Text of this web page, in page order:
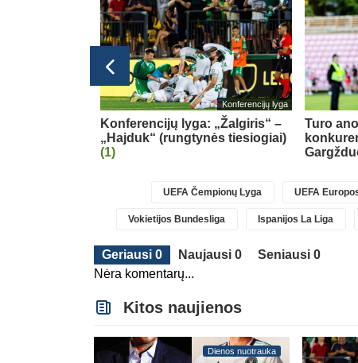
Konferencijų lyga
Konferencijų lyga: „Žalgiris“ –
„Hajduk“ (rungtynės tiesiogiai)
(1)
Turo
UEFA Čempionų Lyga UEFA
Vokietijos Bundesliga Ispanijos La Liga
Geriausi 0 Naujausi 0
Seniausi 0
Nėra komentarų...
Kitos naujienos
Dienos nuotrauka